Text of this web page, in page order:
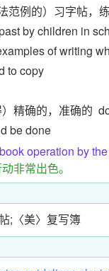
范例的）习字帖，
by children in
of writing
to copy
）精确的，准确的
be done
operation by
非常出色。
;〈美〉复写簿